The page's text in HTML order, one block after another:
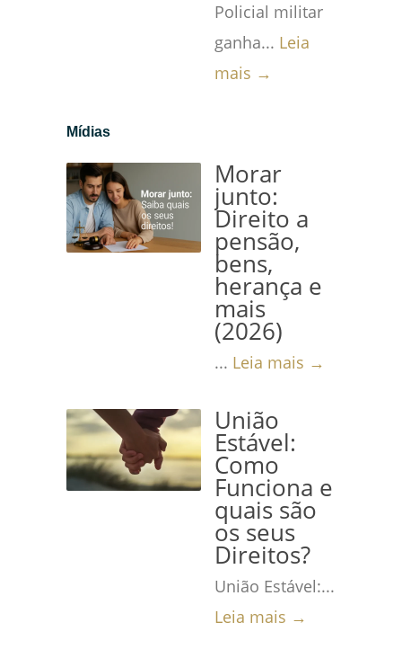
Policial militar
ganha... Leia
mais →
Mídias
Morar
junto:
Direito a
pensão,
bens,
herança e
mais
(2026)
... Leia mais →
União
Estável:
Como
Funciona e
quais são
os seus
Direitos?
União Estável:...
Leia mais →